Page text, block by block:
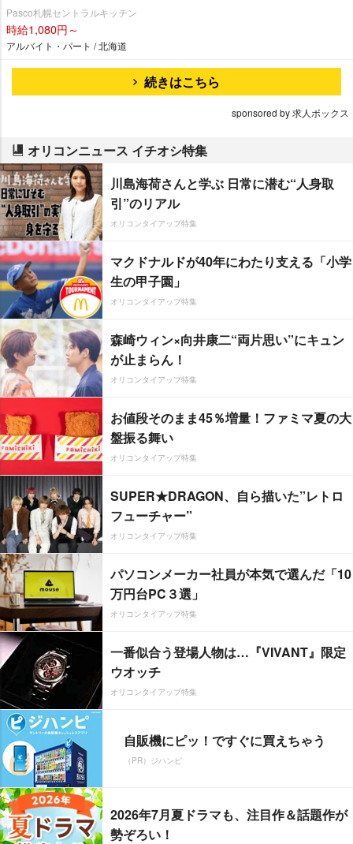
Pasco札幌セントラルキッチン
時給1,080円～
アルバイト・パート / 北海道
続きはこちら
sponsored by 求人ボックス
オリコンニュース イチオシ特集
川島海荷さんと学ぶ 日常に潜む“人身取
引”のリアル
オリコンタイアップ特集
マクドナルドが40年にわたり支える「小学
生の甲子園」
オリコンタイアップ特集
森崎ウィン×向井康二“両片思い”にキュン
が止まらん！
オリコンタイアップ特集
お値段そのまま45％増量！ファミマ夏の大
盤振る舞い
オリコンタイアップ特集
SUPER★DRAGON、自ら描いた”レトロ
フューチャー”
オリコンタイアップ特集
パソコンメーカー社員が本気で選んだ「10
万円台PC３選」
オリコンタイアップ特集
一番似合う登場人物は…『VIVANT』限定
ウオッチ
オリコンタイアップ特集
自販機にピッ！ですぐに買えちゃう
（PR）ジハンピ
2026年7月夏ドラマも、注目作＆話題作が
勢ぞろい！